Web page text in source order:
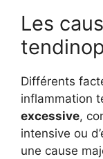
Les
Différents
inflammation
excessive,
intensive ou
une cause